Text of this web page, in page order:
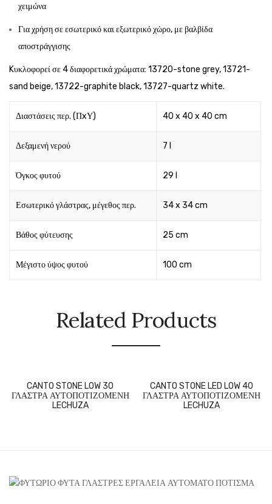
χειμώνα
Για χρήση σε εσωτερικό και εξωτερικό χώρο, με βαλβίδα
αποστράγγισης
Kυκλοφορεί σε 4 διαφορετικά χρώματα: 13720-stone grey, 13721-
sand beige, 13722-graphite black, 13727-quartz white.
Διαστάσεις περ. (ΠxΥ) 40 x 40 x 40 cm
Δεξαμενή νερού 7 l
Όγκος φυτού 29 l
Εσωτερικό γλάστρας, μέγεθος περ. 34 x 34 cm
Βάθος φύτευσης 25 cm
Μέγιστο ύψος φυτού 100 cm
Related Products
CANTO STONE LOW 30
ΓΛΑΣΤΡΑ ΑΥΤΟΠΟΤΙΖΟΜΕΝΗ
LECHUZA
CANTO STONE LED LOW 40
ΓΛΑΣΤΡΑ ΑΥΤΟΠΟΤΙΖΟΜΕΝΗ
LECHUZA